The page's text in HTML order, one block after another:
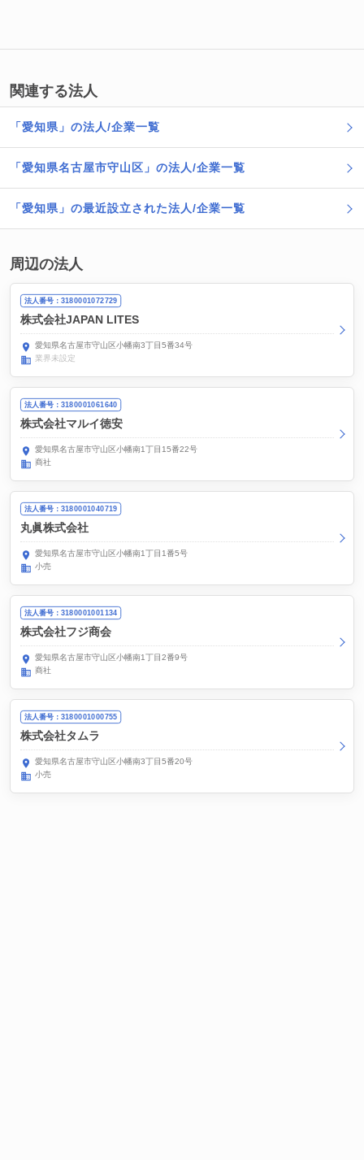
関連する法人
「愛知県」の法人/企業一覧
「愛知県名古屋市守山区」の法人/企業一覧
「愛知県」の最近設立された法人/企業一覧
周辺の法人
法人番号：3180001072729
株式会社JAPAN LITES
愛知県名古屋市守山区小幡南3丁目5番34号
業界未設定
法人番号：3180001061640
株式会社マルイ徳安
愛知県名古屋市守山区小幡南1丁目15番22号
商社
法人番号：3180001040719
丸眞株式会社
愛知県名古屋市守山区小幡南1丁目1番5号
小売
法人番号：3180001001134
株式会社フジ商会
愛知県名古屋市守山区小幡南1丁目2番9号
商社
法人番号：3180001000755
株式会社タムラ
愛知県名古屋市守山区小幡南3丁目5番20号
小売